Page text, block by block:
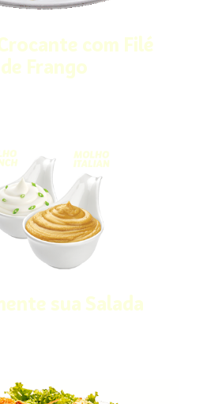
com Filé
de Frango
sua Salada